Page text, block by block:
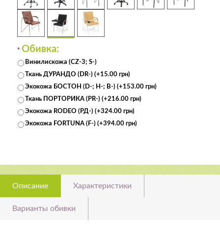
* Обивка:
Винилискожа (CZ-3; S-)
Ткань ДУРАНДО (DR-) (+15.00 грн)
Экокожа БОСТОН (D-; H-; В-) (+153.00 грн)
Ткань ПОРТОРИКА (PR-) (+216.00 грн)
Экокожа RODEO (РД-) (+324.00 грн)
Экокожа FORTUNA (F-) (+394.00 грн)
Описание Характеристики
Варианты обивки